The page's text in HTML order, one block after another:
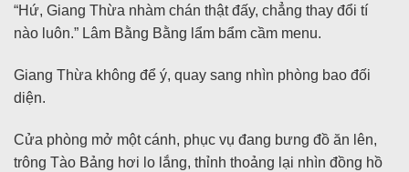
“Hứ, Giang Thừa nhàm chán thật đấy, chẳng thay đổi tí
nào luôn.” Lâm Bằng Bằng lẩm bẩm cầm menu.
Giang Thừa không để ý, quay sang nhìn phòng bao đối
diện.
Cửa phòng mở một cánh, phục vụ đang bưng đồ ăn lên,
trông Tào Bảng hơi lo lắng, thỉnh thoảng lại nhìn đồng hồ